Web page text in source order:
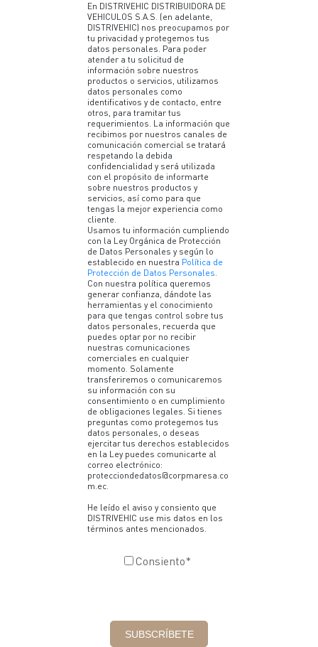
En DISTRIVEHIC DISTRIBUIDORA DE
VEHICULOS S.A.S. (en adelante,
DISTRIVEHIC) nos preocupamos por
tu privacidad y protegemos tus
datos personales. Para poder
atender a tu solicitud de
información sobre nuestros
productos o servicios, utilizamos
datos personales como
identificativos y de contacto, entre
otros, para tramitar tus
requerimientos. La información que
recibimos por nuestros canales de
comunicación comercial se tratará
respetando la debida
confidencialidad y será utilizada
con el propósito de informarte
sobre nuestros productos y
servicios, así como para que
tengas la mejor experiencia como
cliente.
Usamos tu información cumpliendo
con la Ley Orgánica de Protección
de Datos Personales y según lo
establecido en nuestra Política de
Protección de Datos Personales.
Con nuestra política queremos
generar confianza, dándote las
herramientas y el conocimiento
para que tengas control sobre tus
datos personales, recuerda que
puedes optar por no recibir
nuestras comunicaciones
comerciales en cualquier
momento. Solamente
transferiremos o comunicaremos
su información con su
consentimiento o en cumplimiento
de obligaciones legales. Si tienes
preguntas como protegemos tus
datos personales, o deseas
ejercitar tus derechos establecidos
en la Ley puedes comunicarte al
correo electrónico:
protecciondedatos@corpmaresa.co
m.ec.
He leído el aviso y consiento que
DISTRIVEHIC use mis datos en los
términos antes mencionados.
Consiento*